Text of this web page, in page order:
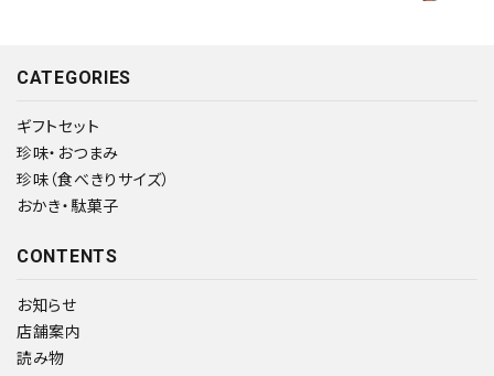
CATEGORIES
ギフトセット
珍味・おつまみ
珍味（食べきりサイズ）
おかき・駄菓子
CONTENTS
お知らせ
店舗案内
読み物